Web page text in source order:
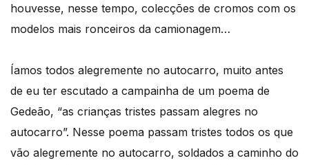
houvesse, nesse tempo, colecções de cromos com os
modelos mais ronceiros da camionagem…
Íamos todos alegremente no autocarro, muito antes
de eu ter escutado a campainha de um poema de
Gedeão, “as crianças tristes passam alegres no
autocarro”. Nesse poema passam tristes todos os que
vão alegremente no autocarro, soldados a caminho do